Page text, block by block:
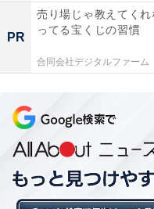
PR
売り場じゃ教えてく
ってる宝くじの習慣
合同会社デジタルファーム